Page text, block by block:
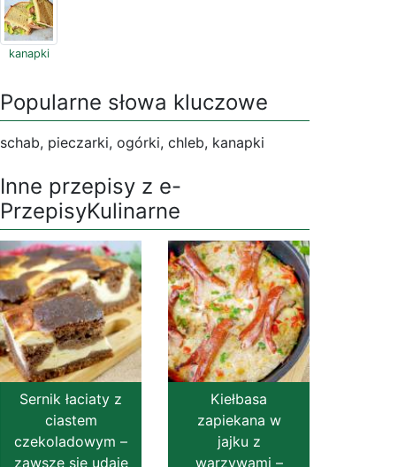
kanapki
Popularne słowa kluczowe
schab, pieczarki, ogórki, chleb, kanapki
Inne przepisy z e-
PrzepisyKulinarne
Sernik łaciaty z
ciastem
czekoladowym –
zawsze się udaje
Kiełbasa
zapiekana w
jajku z
warzywami –